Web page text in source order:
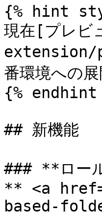
{% hint
現在[プレ
extension/
番環境への
{% endhint
## 新機能
### **ロー
** <a
based-